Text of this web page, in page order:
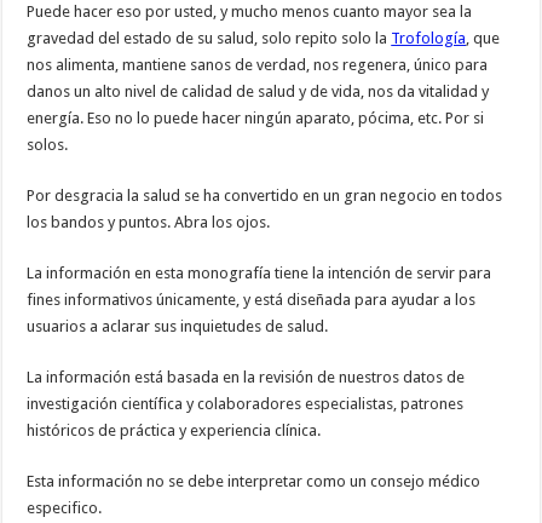
Puede hacer eso por usted, y mucho menos cuanto mayor sea la
gravedad del estado de su salud, solo repito solo la Trofología , que
nos alimenta, mantiene sanos de verdad, nos regenera, único para
danos un alto nivel de calidad de salud y de vida, nos da vitalidad y
energía. Eso no lo puede hacer ningún aparato, pócima, etc. Por si
solos.
Por desgracia la salud se ha convertido en un gran negocio en todos
los bandos y puntos. Abra los ojos.
La información en esta monografía tiene la intención de servir para
fines informativos únicamente, y está diseñada para ayudar a los
usuarios a aclarar sus inquietudes de salud.
La información está basada en la revisión de nuestros datos de
investigación científica y colaboradores especialistas, patrones
históricos de práctica y experiencia clínica.
Esta información no se debe interpretar como un consejo médico
especifico.